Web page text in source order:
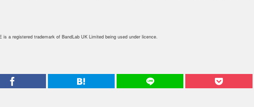
a registered trademark of BandLab UK Limited being used under licence.